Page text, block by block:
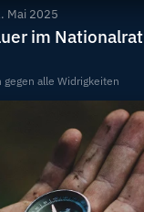
Mai 2025
im Nationalrat
alle Widrigkeiten